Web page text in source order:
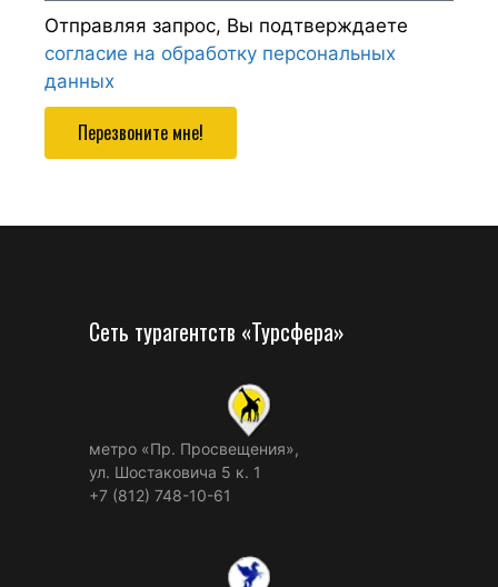
Отправляя запрос, Вы подтверждаете
согласие на обработку персональных
данных
Перезвоните мне!
Сеть турагентств «Турсфера»
метро «Пр. Просвещения»,
ул. Шостаковича 5 к. 1
+7 (812) 748-10-61